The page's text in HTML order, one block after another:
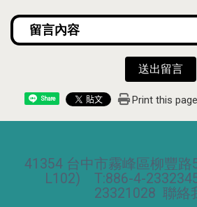
送出留言
Share Print this page
41354 台中市霧峰區柳豐路
L102) T:886-4-
23321028 聯絡